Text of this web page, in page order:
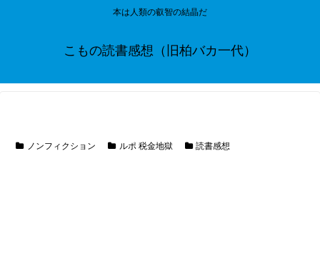
本は人類の叡智の結晶だ
こもの読書感想（旧柏バカ一代）
ノンフィクション ルポ 税金地獄 読書感想